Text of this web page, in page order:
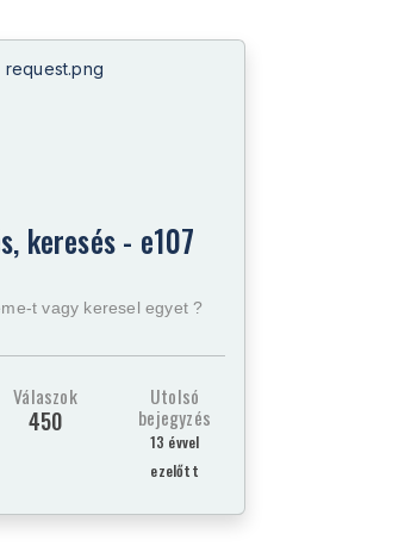
keresés - e107
t vagy keresel egyet ?
Válaszok
450
Utolsó
bejegyzés
13 évvel
ezelőtt